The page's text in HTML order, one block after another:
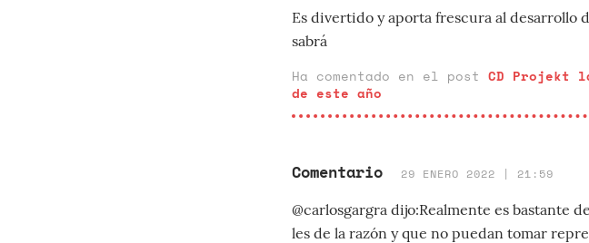
Es divertido y aporta frescura al
sabrá
Ha comentado en el post CD Projekt
de este año
Comentario 29 ENERO 2022 | 21:59
@carlosgargra dijo:Realmente es bastante
les de la razón y que no puedan tomar